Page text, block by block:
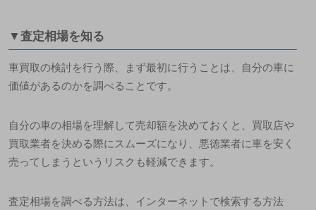
▼査定相場を知る
車買取の検討を行う際、まず最初に行うことは、
自分の車に
価値があるのかを調べること です。
自分の車の相場を理解して売却額を決めておくと、買取店や
買取業者を決める際にスムーズになり、悪徳業者に車を安く
売ってしまうというリスクも軽減できます。
査定相場を調べる方法は、インターネットで検索する方法